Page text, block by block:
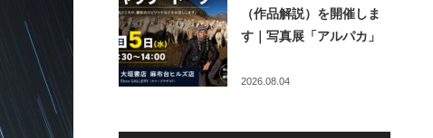
（作品解説）を開催しま
す｜写真展「アルパカ」
2026.08.04